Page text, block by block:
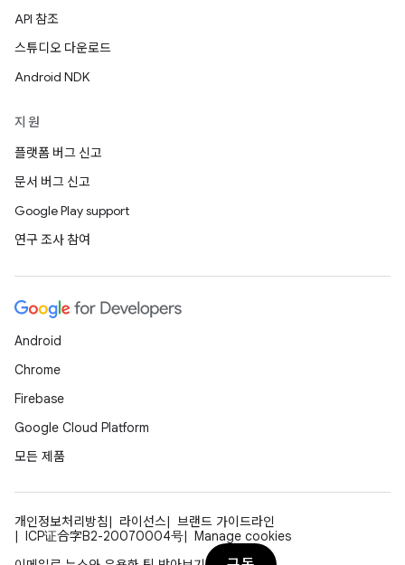
API 참조
스튜디오 다운로드
Android NDK
지원
플랫폼 버그 신고
문서 버그 신고
Google Play support
연구 조사 참여
Android
Chrome
Firebase
Google Cloud Platform
모든 제품
개인정보처리방침 라이선스
브랜드 가이드라인
ICP证合字B2-20070004号
Manage cookies